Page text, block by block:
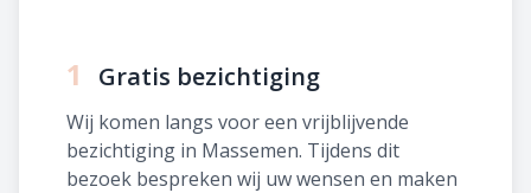
1 Gratis bezichtiging
Wij komen langs voor een vrijblijvende
bezichtiging in Massemen. Tijdens dit
bezoek bespreken wij uw wensen en maken